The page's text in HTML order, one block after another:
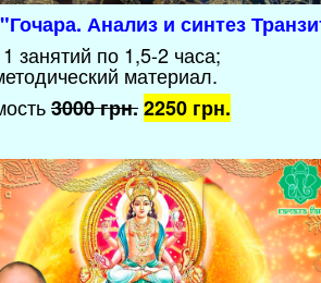
Анализ и синтез
занятий по 1,5-2 часа;
материал.
3000 грн.2250 грн.